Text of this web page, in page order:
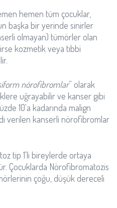
hemen tüm çocuklar,
başka bir yerinde sinirler
olmayan) tümörler olan
kozmetik veya tıbbi
nörofibromlar” olarak
uğrayabilir ve kanser gibi
10'a kadarında malign
verilen kanserli nörofibromlar
tip 1'li bireylerde ortaya
Çocuklarda Nörofibromatozis
çoğu, düşük dereceli